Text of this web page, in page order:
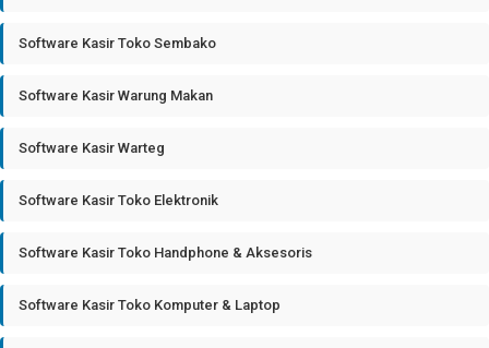
Software Kasir Toko Sembako
Software Kasir Warung Makan
Software Kasir Warteg
Software Kasir Toko Elektronik
Software Kasir Toko Handphone & Aksesoris
Software Kasir Toko Komputer & Laptop